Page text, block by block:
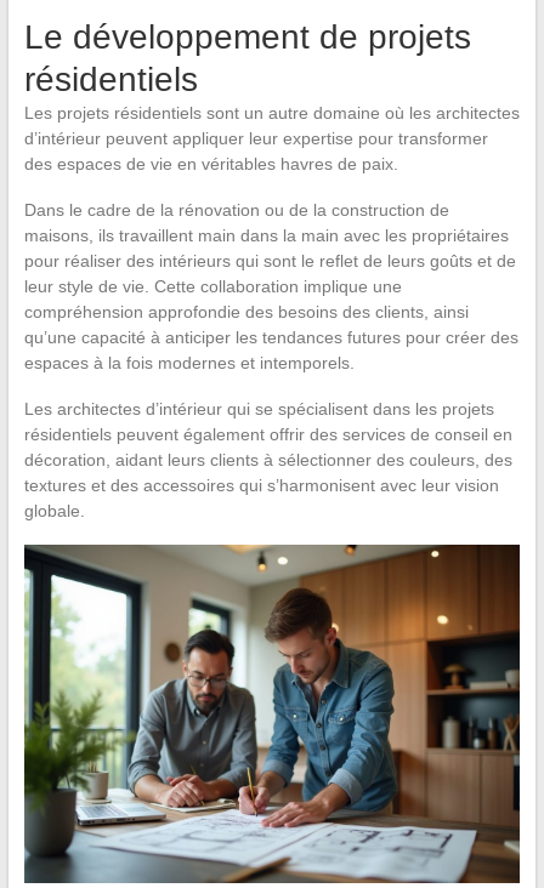
Le développement de projets
résidentiels
Les projets résidentiels sont un autre domaine où les architectes
d’intérieur peuvent appliquer leur expertise pour transformer
des espaces de vie en véritables havres de paix.
Dans le cadre de la rénovation ou de la construction de
maisons, ils travaillent main dans la main avec les propriétaires
pour réaliser des intérieurs qui sont le reflet de leurs goûts et de
leur style de vie. Cette collaboration implique une
compréhension approfondie des besoins des clients, ainsi
qu’une capacité à anticiper les tendances futures pour créer des
espaces à la fois modernes et intemporels.
Les architectes d’intérieur qui se spécialisent dans les projets
résidentiels peuvent également offrir des services de conseil en
décoration, aidant leurs clients à sélectionner des couleurs, des
textures et des accessoires qui s’harmonisent avec leur vision
globale.